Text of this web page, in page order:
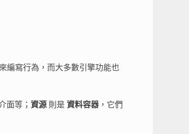
編寫行為，而大多數引擎功能也
面等； 資源則是 資料容器，它們